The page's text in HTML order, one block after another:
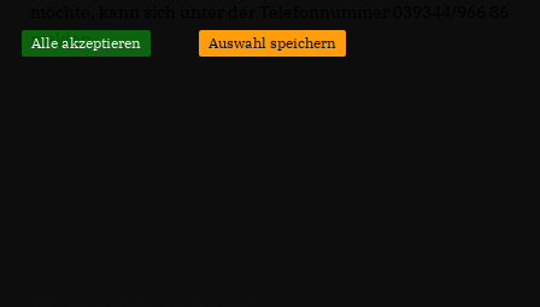
melden.
Alle akzeptieren Auswahl speichern